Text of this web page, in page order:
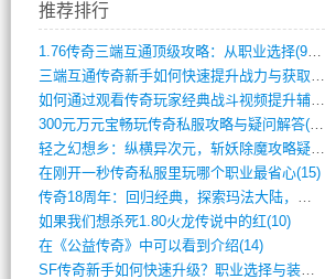
推荐排行
1.76传奇三端互通顶级攻略：从职业选择(972)
三端互通传奇新手如何快速提升战力与获取稀(379)
如何通过观看传奇玩家经典战斗视频提升辅助(661)
300元万元宝畅玩传奇私服攻略与疑问解答(828)
轻之幻想乡：纵横异次元，斩妖除魔攻略疑云(404)
在刚开一秒传奇私服里玩哪个职业最省心(15)
传奇18周年：回归经典，探索玛法大陆，寻(798)
如果我们想杀死1.80火龙传说中的红(10)
在《公益传奇》中可以看到介绍(14)
SF传奇新手如何快速升级？职业选择与装备(711)